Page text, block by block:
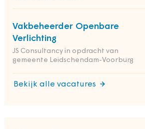
Vakbeheerder Openbare
Verlichting
JS Consultancy in opdracht van
gemeente Leidschendam-Voorburg
Bekijk alle vacatures